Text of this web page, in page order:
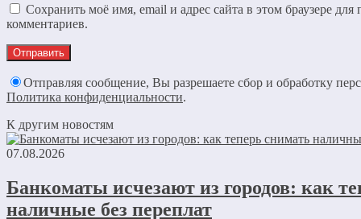
Сохранить моё имя, email и адрес сайта в этом браузере
комментариев.
Отправляя сообщение, Вы разрешаете сбор и обработку
Политика конфиденциальности.
К другим новостям
07.08.2026
Банкоматы исчезают из городов: как
наличные без переплат